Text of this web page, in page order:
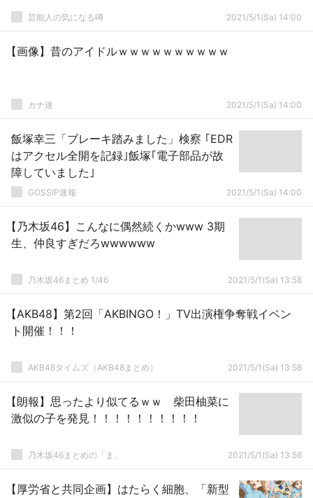
芸能人の気になる噂 2021/5/1(Sa) 14:00
【画像】昔のアイドルｗｗｗｗｗｗｗｗｗｗ
カナ速 2021/5/1(Sa) 14:00
飯塚幸三「ブレーキ踏みました」検察 ｢EDR
はアクセル全開を記録｣飯塚｢電子部品が故
障していました｣
GOSSIP速報 2021/5/1(Sa) 14:00
【乃木坂46】こんなに偶然続くかwww 3期
生、仲良すぎだろwwwwww
乃木坂46まとめ 1/46 2021/5/1(Sa) 13:58
【AKB48】第2回「AKBINGO！」TV出演権争奪戦イベン
ト開催！！！
AKB48タイムズ（AKB48まとめ） 2021/5/1(Sa) 13:58
【朗報】思ったより似てるｗｗ 柴田柚菜に
激似の子を発見！！！！！！！！！！
乃木坂46まとめの「ま」 2021/5/1(Sa) 13:56
【厚労省と共同企画】はたらく細胞、「新型